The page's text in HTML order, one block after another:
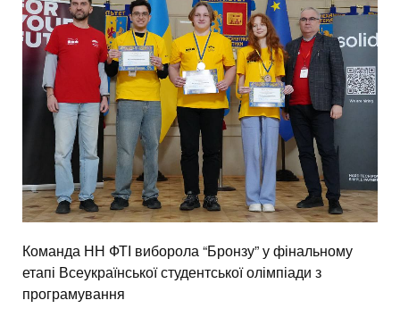
Команда НН ФТІ виборола “Бронзу” у фінальному
етапі Всеукраїнської студентської олімпіади з
програмування